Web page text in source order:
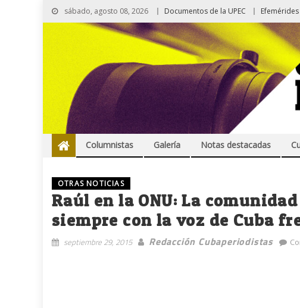
sábado, agosto 08, 2026 Documentos de la UPEC
Columnistas Galería Notas destacadas
OTRAS NOTICIAS
Raúl en la ONU: La
siempre con la voz de Cuba
septiembre 29, 2015 Redacción Cubaperiodistas